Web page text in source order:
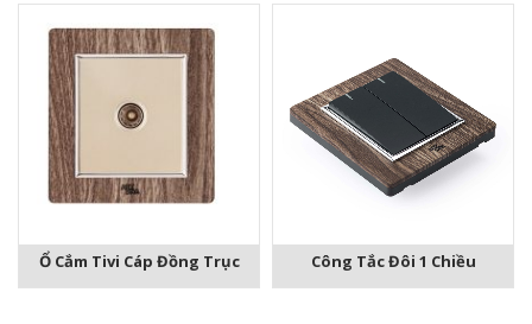
Ổ Cắm Tivi Cáp Đồng Trục Công Tắc Đôi 1 Chiều